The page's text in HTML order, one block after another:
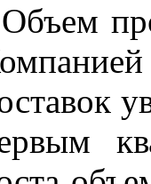
Объем